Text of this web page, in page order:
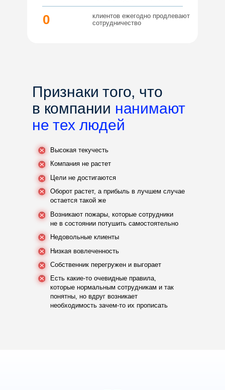
0
клиентов ежегодно продлевают
сотрудничество
Признаки того, что
в компании нанимают
не тех людей
Высокая текучесть
Компания не растет
Цели не достигаются
Оборот растет, а прибыль в лучшем случае
остается такой же
Возникают пожары, которые сотрудники
не в состоянии потушить самостоятельно
Недовольные клиенты
Низкая вовлеченность
Собственник перегружен и выгорает
Есть какие-то очевидные правила,
которые нормальным сотрудникам и так
понятны, но вдруг возникает
необходимость зачем-то их прописать